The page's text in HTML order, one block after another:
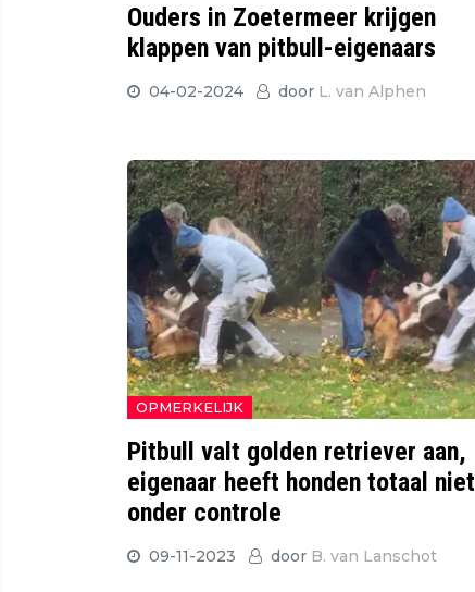
Ouders in Zoetermeer krijgen
klappen van pitbull-eigenaars
04-02-2024 door L. van Alphen
OPMERKELIJK
Pitbull valt golden retriever aan,
eigenaar heeft honden totaal niet
onder controle
09-11-2023 door B. van Lanschot